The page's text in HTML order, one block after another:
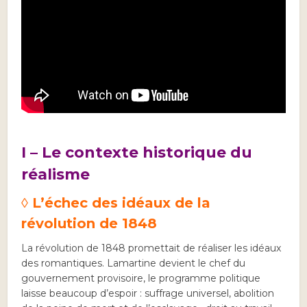
I – Le contexte historique du
réalisme
◊ L’échec des idéaux de la
révolution de 1848
La révolution de 1848 promettait de réaliser les idéaux
des romantiques. Lamartine devient le chef du
gouvernement provisoire, le programme politique
laisse beaucoup d’espoir : suffrage universel, abolition